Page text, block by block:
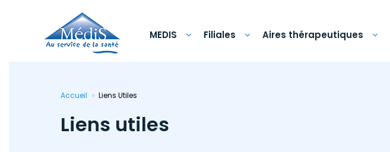
MEDIS Filiales Aires thérapeutiques
Accueil Liens Utiles
Liens utiles